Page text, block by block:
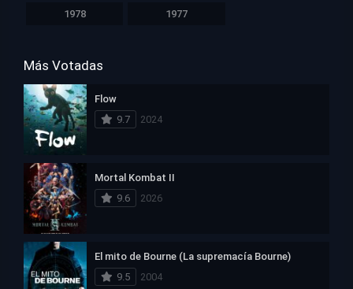
1978 1977
Más Votadas
Flow
9.7
2024
Mortal Kombat II
9.6
2026
El mito de Bourne (La supremacía Bourne)
9.5
2004